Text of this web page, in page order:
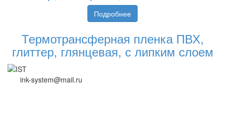
Подробнее
Термотрансферная пленка ПВХ,
глиттер, глянцевая, с липким слоем
ink-system@mail.ru